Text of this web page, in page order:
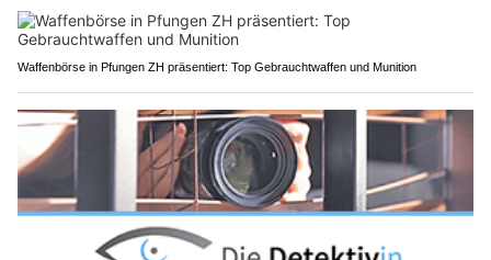
Waffenbörse in Pfungen ZH präsentiert: Top Gebrauchtwaffen und Munition